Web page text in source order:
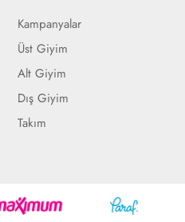
Kampanyalar
Üst Giyim
Alt Giyim
Dış Giyim
Takım